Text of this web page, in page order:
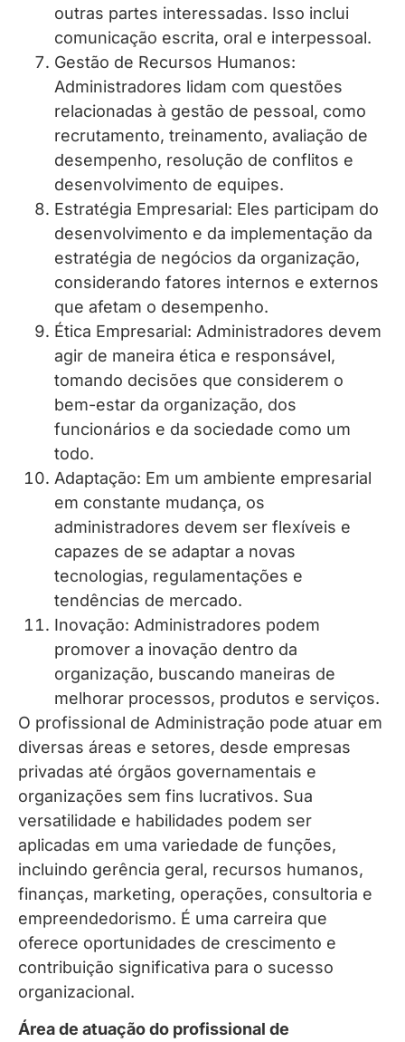
outras partes interessadas. Isso inclui
comunicação escrita, oral e interpessoal.
Gestão de Recursos Humanos:
Administradores lidam com questões
relacionadas à gestão de pessoal, como
recrutamento, treinamento, avaliação de
desempenho, resolução de conflitos e
desenvolvimento de equipes.
Estratégia Empresarial: Eles participam do
desenvolvimento e da implementação da
estratégia de negócios da organização,
considerando fatores internos e externos
que afetam o desempenho.
Ética Empresarial: Administradores devem
agir de maneira ética e responsável,
tomando decisões que considerem o
bem-estar da organização, dos
funcionários e da sociedade como um
todo.
Adaptação: Em um ambiente empresarial
em constante mudança, os
administradores devem ser flexíveis e
capazes de se adaptar a novas
tecnologias, regulamentações e
tendências de mercado.
Inovação: Administradores podem
promover a inovação dentro da
organização, buscando maneiras de
melhorar processos, produtos e serviços.
O profissional de Administração pode atuar em
diversas áreas e setores, desde empresas
privadas até órgãos governamentais e
organizações sem fins lucrativos. Sua
versatilidade e habilidades podem ser
aplicadas em uma variedade de funções,
incluindo gerência geral, recursos humanos,
finanças, marketing, operações, consultoria e
empreendedorismo. É uma carreira que
oferece oportunidades de crescimento e
contribuição significativa para o sucesso
organizacional.
Área de atuação do profissional de